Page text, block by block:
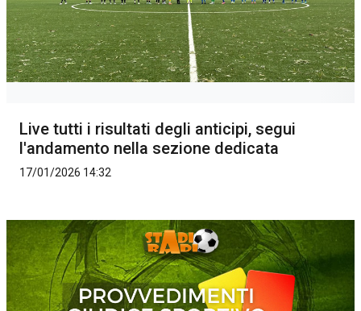
Live tutti i risultati degli anticipi, segui
l'andamento nella sezione dedicata
17/01/2026 14:32